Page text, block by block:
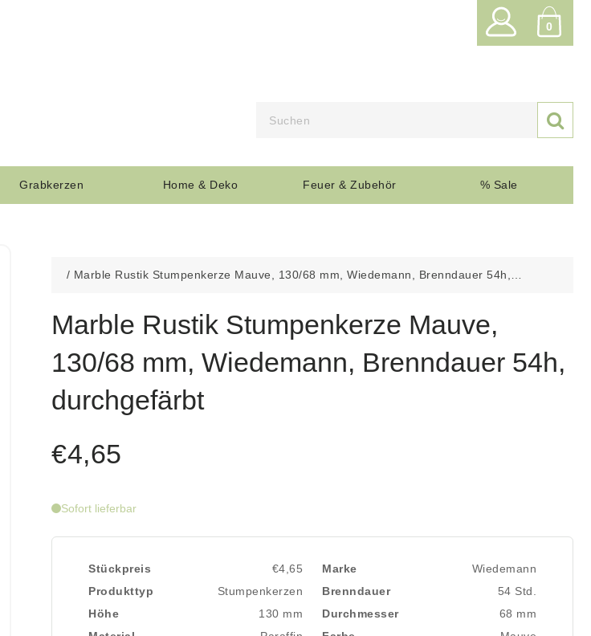

0
Grabkerzen Home & Deko Feuer & Zubehör % Sale
/ Marble Rustik Stumpenkerze Mauve, 130/68 mm, Wiedemann, Brenndauer 54h,
Marble Rustik Stumpenkerze Mauve,
130/68 mm, Wiedemann, Brenndauer 54h,
durchgefärbt
€4,65
Sofort lieferbar
Stückpreis €4,65 Marke
Wiedemann
Produkttyp
Stumpenkerzen Brenndauer
54 Std.
Höhe
130 mm Durchmesser
68 mm